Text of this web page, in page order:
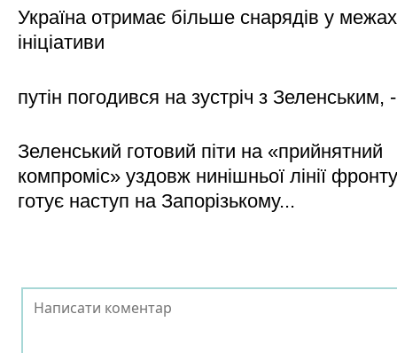
Україна отримає більше снарядів у межах
ініціативи
путін погодився на зустріч з Зеленським,
Зеленський готовий піти на «прийнятний
компроміс» уздовж нинішньої лінії
готує наступ на Запорізькому...